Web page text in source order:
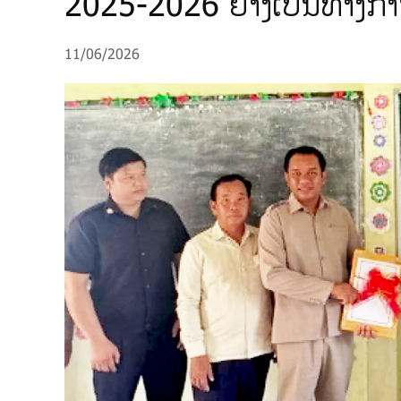
11/06/2026